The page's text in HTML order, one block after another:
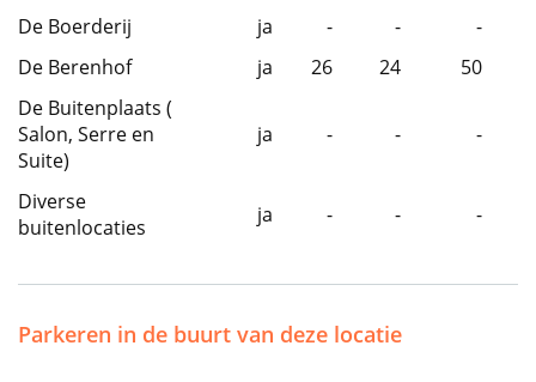
De Boerderij ja - -
-
De Berenhof
ja 26 24
50
De Buitenplaats (
Salon, Serre en
Suite)
ja - - -
Diverse
buitenlocaties
ja - - -
Parkeren in de buurt van deze locatie